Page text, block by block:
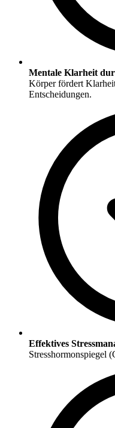
Mentale Klarheit
Körper fördert
Entscheidungen.
Effektives
Stresshormonspiegel